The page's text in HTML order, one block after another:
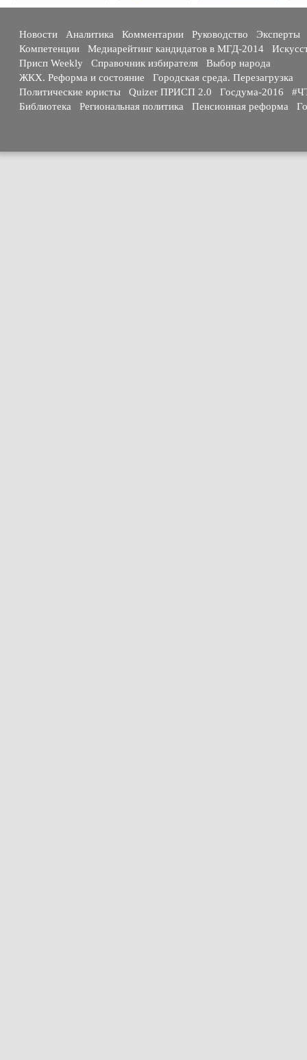
Новости Аналитика Комментарии Руководство
Эксперты
Компетенции
Медиарейтинг кандидатов в МГД-2014
Присп Weekly
Справочник избирателя
Выбор народа
ЖКХ. Реформа и состояние
Городская среда. Перезагрузка
Политические юристы
Quizer ПРИСП 2.0 Госдума-2016
Библиотека
Региональная политика Пенсионная реформа